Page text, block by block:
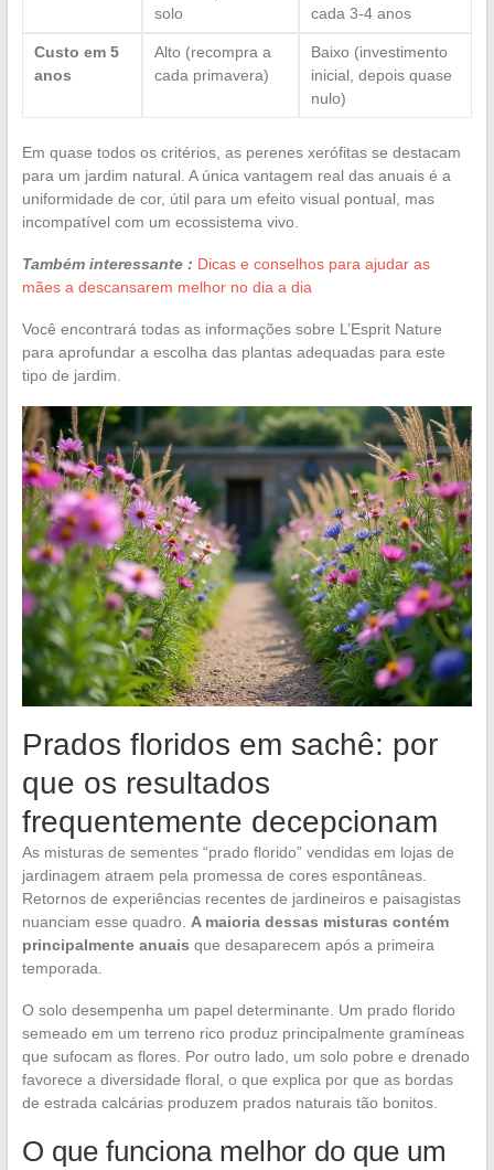
solo
cada 3-4 anos
Custo em 5
anos
Alto (recompra a
cada primavera)
Baixo (investimento
inicial, depois quase
nulo)
Em quase todos os critérios, as perenes xerófitas se destacam
para um jardim natural. A única vantagem real das anuais é a
uniformidade de cor, útil para um efeito visual pontual, mas
incompatível com um ecossistema vivo.
Também interessante : Dicas e conselhos para ajudar as
mães a descansarem melhor no dia a dia
Você encontrará todas as informações sobre L’Esprit Nature
para aprofundar a escolha das plantas adequadas para este
tipo de jardim.
Prados floridos em sachê: por
que os resultados
frequentemente decepcionam
As misturas de sementes “prado florido” vendidas em lojas de
jardinagem atraem pela promessa de cores espontâneas.
Retornos de experiências recentes de jardineiros e paisagistas
nuanciam esse quadro. A maioria dessas misturas contém
principalmente anuais que desaparecem após a primeira
temporada.
O solo desempenha um papel determinante. Um prado florido
semeado em um terreno rico produz principalmente gramíneas
que sufocam as flores. Por outro lado, um solo pobre e drenado
favorece a diversidade floral, o que explica por que as bordas
de estrada calcárias produzem prados naturais tão bonitos.
O que funciona melhor do que um